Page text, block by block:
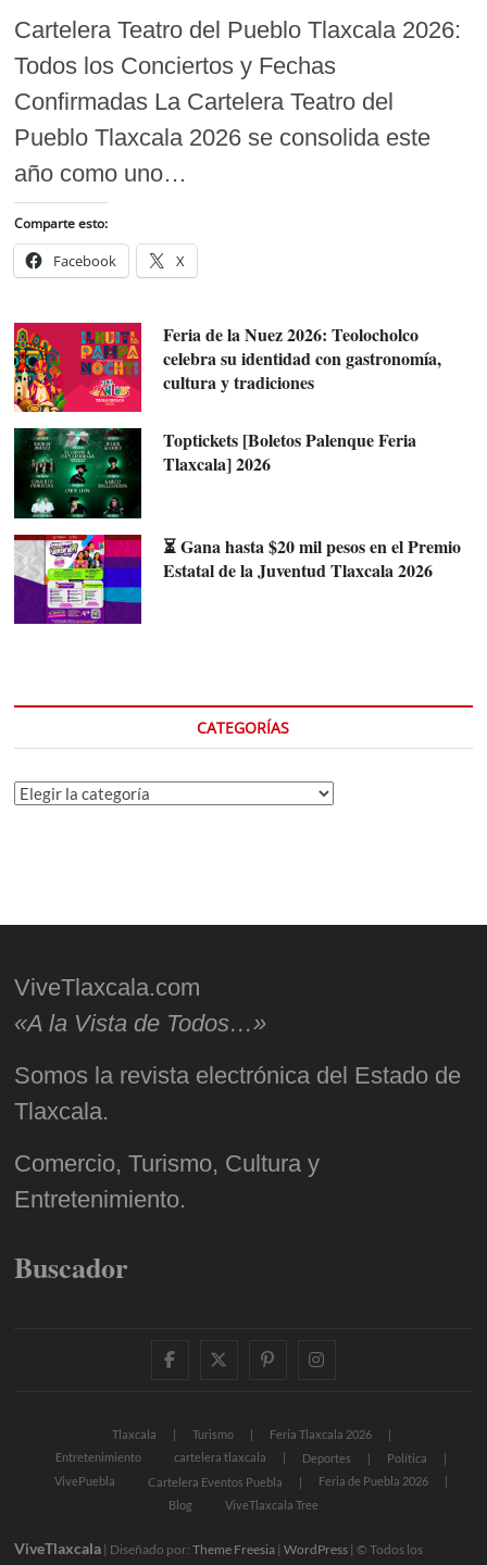
Cartelera Teatro del Pueblo Tlaxcala 2026:
Todos los Conciertos y Fechas
Confirmadas La Cartelera Teatro del
Pueblo Tlaxcala 2026 se consolida este
año como uno…
Comparte esto:
Facebook X
Feria de la Nuez 2026: Teolocholco
celebra su identidad con gastronomía,
cultura y tradiciones
Toptickets [Boletos Palenque Feria
Tlaxcala] 2026
⏳ Gana hasta $20 mil pesos en el Premio
Estatal de la Juventud Tlaxcala 2026
CATEGORÍAS
Categorías
ViveTlaxcala.com
«A la Vista de Todos…»
Somos la revista electrónica del Estado de
Tlaxcala.
Comercio, Turismo, Cultura y
Entretenimiento.
Buscador
facebooktwitter
pinterestinstagram
Tlaxcala Turismo
Feria Tlaxcala 2026
Entretenimiento
cartelera tlaxcala Deportes
Política
VivePuebla
Cartelera Eventos Puebla
Feria de Puebla 2026
Blog
ViveTlaxcala Tree
ViveTlaxcala | Diseñado por:Theme Freesia |WordPress | © Todos los